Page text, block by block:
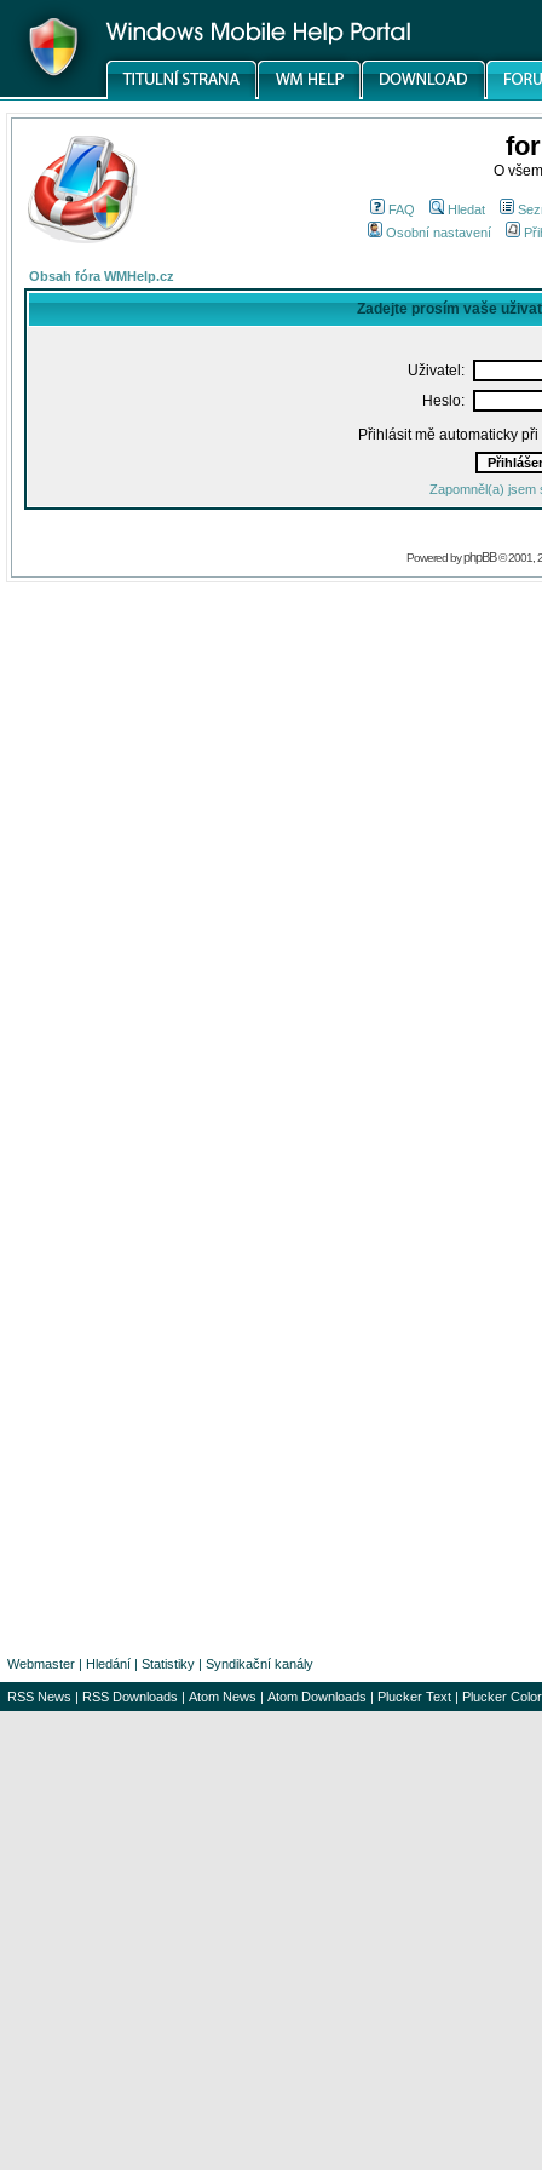
O
FAQ Hledat
Osobní nastavení
Obsah fóra WMHelp.cz
Zadejte prosím vaše
Uživatel:
Heslo:
Přihlásit mě automaticky
Zapomněl(a) jsem
Powered byphpBB© 2001,
Webmaster | Hledání | Statistiky | Syndikační kanály
RSS News | RSS Downloads | Atom News | Atom Downloads | Plucker Text | Plucker Color